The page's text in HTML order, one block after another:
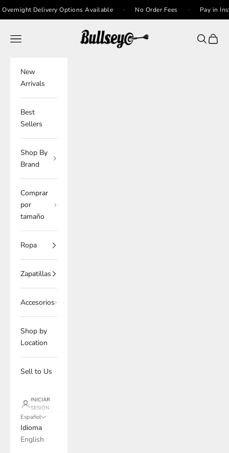
Ir al contenido
Delivery Options Available · No Order Fees · Pay in
Bullseye Sneaker Boutique
Menú Buscar
Cesta
New
Arrivals
Best
Sellers
Shop By
Brand
Comprar
por
tamaño
Ropa
Zapatillas
Accesorios
Shop by
Location
Sell to Us
INICIAR
SESIÓN
Español
Idioma
English